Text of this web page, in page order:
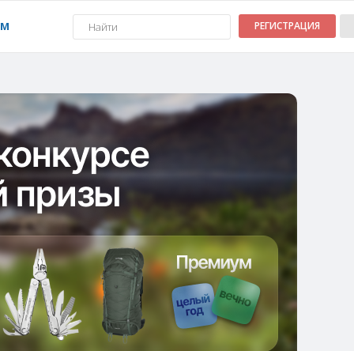
РЕГИСТРАЦИЯ